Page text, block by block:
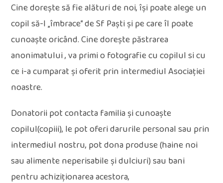
Cine dorește să fie alături de noi, își poate alege un
copil să-l „îmbrace” de Sf Paști și pe care îl poate
cunoaște oricând. Cine dorește păstrarea
anonimatului , va primi o fotografie cu copilul si cu
ce i-a cumparat și oferit prin intermediul Asociației
noastre.
Donatorii pot contacta familia și cunoaște
copilul(copiii), le pot oferi darurile personal sau prin
intermediul nostru, pot dona produse (haine noi
sau alimente neperisabile și dulciuri) sau bani
pentru achiziționarea acestora,